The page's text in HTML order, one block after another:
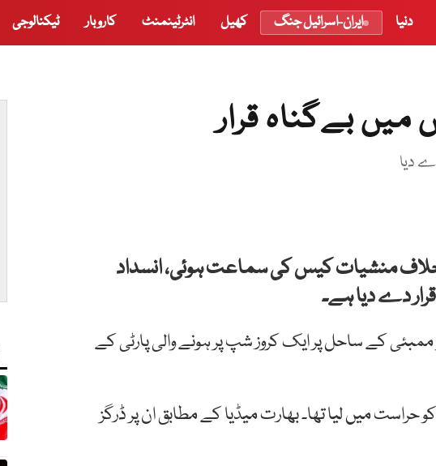
دنیا ایران-اسرائیل جنگ کھیل انٹرٹینمنٹ کاروبار ٹیکنالوجی
بےگناہ قرار
دیا
خلاف منشیات کیس کی سماعت ہوئی، انسداد
دے دیا ہے۔
کہ شاہ رخ خان کے بیٹے کو 2 اکتوبر 2021 کو ممبئی کے ساحل پر ایک کروز شپ پر ہونے والی پارٹی کے
بیورو نے اس چھاپے کے دوران 10 افراد کو حراست میں لیا تھا۔ بھارت میڈیا کے مطابق ان پر ڈرگز